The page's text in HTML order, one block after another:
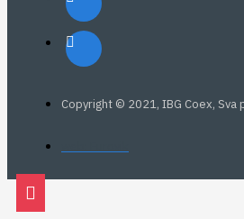
Copyright © 2021, IBG Coex, Sva